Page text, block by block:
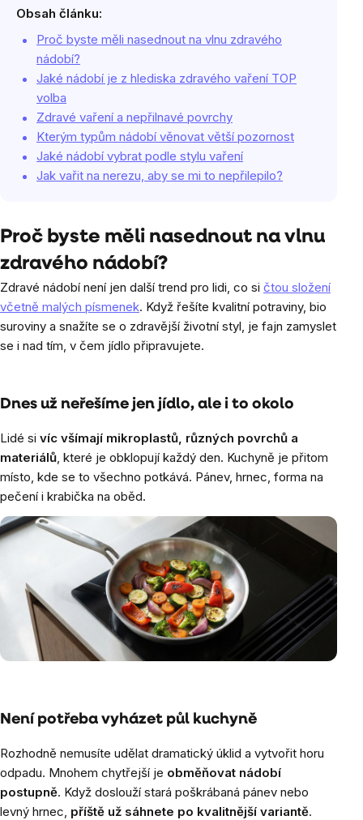
Obsah článku:
Proč byste měli nasednout na vlnu zdravého
nádobí?
Jaké nádobí je z hlediska zdravého vaření TOP
volba
Zdravé vaření a nepřilnavé povrchy
Kterým typům nádobí věnovat větší pozornost
Jaké nádobí vybrat podle stylu vaření
Jak vařit na nerezu, aby se mi to nepřilepilo?
Proč byste měli nasednout na vlnu
zdravého nádobí?
Zdravé nádobí není jen další trend pro lidi, co si čtou složení
včetně malých písmenek. Když řešíte kvalitní potraviny, bio
suroviny a snažíte se o zdravější životní styl, je fajn zamyslet
se i nad tím, v čem jídlo připravujete.
Dnes už neřešíme jen jídlo, ale i to okolo
Lidé si víc všímají mikroplastů, různých povrchů a
materiálů, které je obklopují každý den. Kuchyně je přitom
místo, kde se to všechno potkává. Pánev, hrnec, forma na
pečení i krabička na oběd.
Není potřeba vyházet půl kuchyně
Rozhodně nemusíte udělat dramatický úklid a vytvořit horu
odpadu. Mnohem chytřejší je obměňovat nádobí
postupně. Když doslouží stará poškrábaná pánev nebo
levný hrnec, příště už sáhnete po kvalitnější variantě.